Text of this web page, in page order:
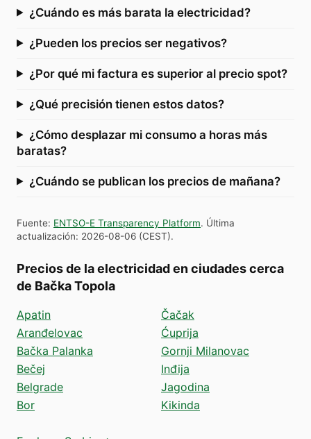
¿Cuándo es más barata la electricidad?
¿Pueden los precios ser negativos?
¿Por qué mi factura es superior al precio spot?
¿Qué precisión tienen estos datos?
¿Cómo desplazar mi consumo a horas más
baratas?
¿Cuándo se publican los precios de mañana?
Fuente: ENTSO-E Transparency Platform. Última
actualización: 2026-08-06 (CEST).
Precios de la electricidad en ciudades cerca
de Bačka Topola
Apatin
Aranđelovac
Bačka Palanka
Bečej
Belgrade
Bor
Čačak
Ćuprija
Gornji Milanovac
Inđija
Jagodina
Kikinda